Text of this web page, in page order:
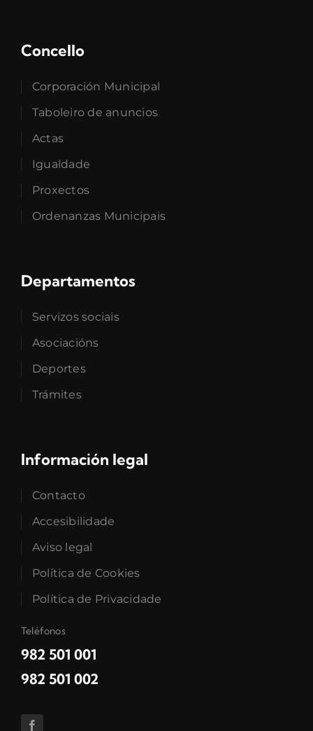
Concello
Corporación Municipal
Taboleiro de anuncios
Actas
Igualdade
Proxectos
Ordenanzas Municipais
Departamentos
Servizos sociais
Asociacións
Deportes
Trámites
Información legal
Contacto
Accesibilidade
Aviso legal
Política de Cookies
Política de Privacidade
Teléfonos
982 501 001
982 501 002